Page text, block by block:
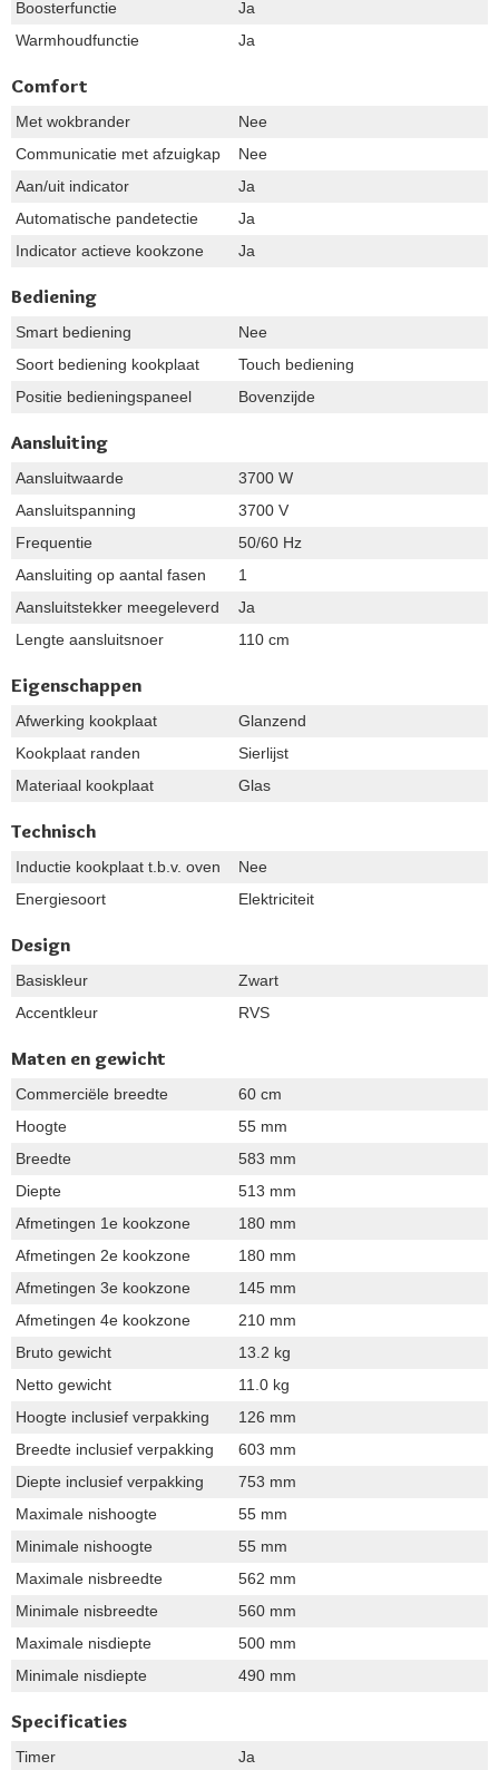
Boosterfunctie
Ja
Warmhoudfunctie
Ja
Comfort
Met wokbrander
Nee
Communicatie met afzuigkap
Nee
Aan/uit indicator
Ja
Automatische pandetectie
Ja
Indicator actieve kookzone
Ja
Bediening
Smart bediening
Nee
Soort bediening kookplaat
Touch bediening
Positie bedieningspaneel
Bovenzijde
Aansluiting
Aansluitwaarde
3700 W
Aansluitspanning
3700 V
Frequentie
50/60 Hz
Aansluiting op aantal fasen
1
Aansluitstekker meegeleverd
Ja
Lengte aansluitsnoer
110 cm
Eigenschappen
Afwerking kookplaat
Glanzend
Kookplaat randen
Sierlijst
Materiaal kookplaat
Glas
Technisch
Inductie kookplaat t.b.v. oven
Nee
Energiesoort
Elektriciteit
Design
Basiskleur
Zwart
Accentkleur
RVS
Maten en gewicht
Commerciële breedte
60 cm
Hoogte
55 mm
Breedte
583 mm
Diepte
513 mm
Afmetingen 1e kookzone
180 mm
Afmetingen 2e kookzone
180 mm
Afmetingen 3e kookzone
145 mm
Afmetingen 4e kookzone
210 mm
Bruto gewicht
13.2 kg
Netto gewicht
11.0 kg
Hoogte inclusief verpakking
126 mm
Breedte inclusief verpakking
603 mm
Diepte inclusief verpakking
753 mm
Maximale nishoogte
55 mm
Minimale nishoogte
55 mm
Maximale nisbreedte
562 mm
Minimale nisbreedte
560 mm
Maximale nisdiepte
500 mm
Minimale nisdiepte
490 mm
Specificaties
Timer
Ja